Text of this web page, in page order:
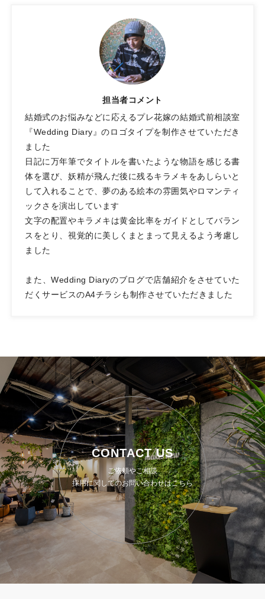
担当者コメント
結婚式のお悩みなどに応えるプレ花嫁の結婚式前相談室
『Wedding Diary』のロゴタイプを制作させていただき
ました
日記に万年筆でタイトルを書いたような物語を感じる書
体を選び、妖精が飛んだ後に残るキラメキをあしらいと
して入れることで、夢のある絵本の雰囲気やロマンティ
ックさを演出しています
文字の配置やキラメキは黄金比率をガイドとしてバラン
スをとり、視覚的に美しくまとまって見えるよう考慮し
ました
また、Wedding Diaryのブログで店舗紹介をさせていた
だくサービスのA4チラシも制作させていただきました
CONTACT US
ご依頼やご相談
採用に関してのお問い合わせはこちら